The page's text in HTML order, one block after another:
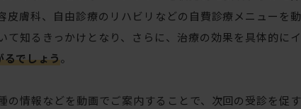
膚科、自由診療のリハビリなどの自費診療メニューを動
知るきっかけとなり、さらに、治療の効果を具体的にイ
るでしょう。
の情報などを動画でご案内することで、次回の受診を促す